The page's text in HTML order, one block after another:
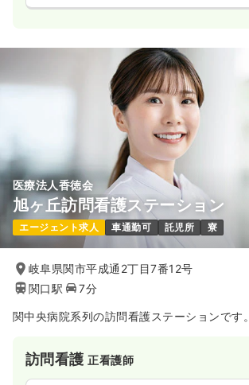
医療法人香徳会
旭ヶ丘訪問看護ステーション
エージェント求人 車通勤可 託児所 寮
岐阜県関市平成通2丁目7番12号
関口駅
7分
関中央病院系列の訪問看護ステーションです。
訪問看護正看護師